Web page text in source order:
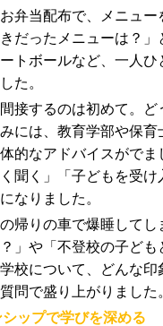
弁当配布で、メニュー
だったメニューは？」
トボールなど、一人ひ
た。
間接するのは初めて。
には、教育学部や保育
的なアドバイスがでま
聞く」「子どもを受け
なりました。
帰りの車で爆睡してし
」や「不登校の子ども
校について、どんな印
問で盛り上がりました
ップで学びを深める